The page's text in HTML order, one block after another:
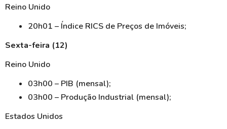
Reino Unido
20h01 – Índice RICS de Preços de Imóveis;
Sexta-feira (12)
Reino Unido
03h00 – PIB (mensal);
03h00 – Produção Industrial (mensal);
Estados Unidos